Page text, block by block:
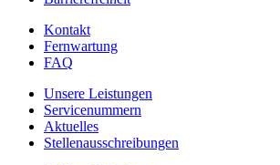
Kontakt
Fernwartung
FAQ
Unsere Leistungen
Servicenummern
Aktuelles
Stellenausschreibungen